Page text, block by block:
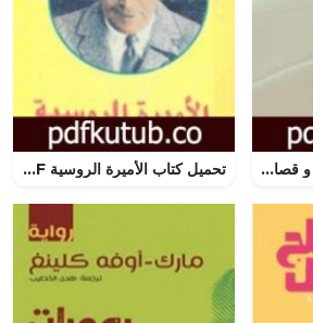
تحميل كتاب كتاب الصور و قصائد جديدة PDF تأليف راينر ماريا ريلكه مجانا [كامل] تحميل كتاب الأميرة الروسية PDF تأليف جورج سيمنون مجانا [كامل]